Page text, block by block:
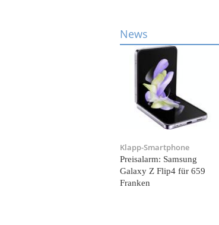
News
Klapp-Smartphone
Preisalarm: Samsung
Galaxy Z Flip4 für 659
Franken